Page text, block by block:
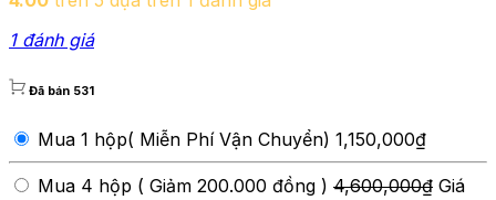
1 đánh giá
Đã bán 531
Mua 1 hộp( Miễn Phí Vận Chuyển) 1,150,000₫
Mua 4 hộp ( Giảm 200.000 đồng ) 4,600,000₫ Giá